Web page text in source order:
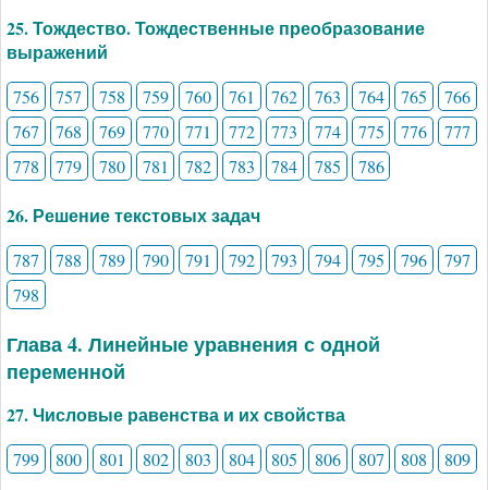
25. Тождество. Тождественные преобразование
выражений
756 757 758 759 760 761 762 763 764 765
766
767
768 769 770 771 772 773 774 775 776
777
778
779 780 781 782 783 784 785 786
26. Решение текстовых задач
787 788 789 790 791 792 793 794 795 796
797
798
Глава 4. Линейные уравнения с одной
переменной
27. Числовые равенства и их свойства
799 800 801 802 803 804 805 806 807 808 809